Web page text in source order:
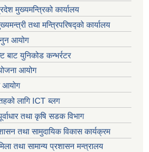
मुख्यमन्त्रिको कार्यालय
तथा मन्त्रिपरिषद्को कार्यालय
आयोग
बाट युनिकोड कन्भर्रटर
आयोग
आयोग
लागि ICT ब्लग
तथा कृषि सडक विभाग
तथा सामुदायिक विकास कार्यक्रम
तथा सामान्य प्रशासन मन्त्रालय